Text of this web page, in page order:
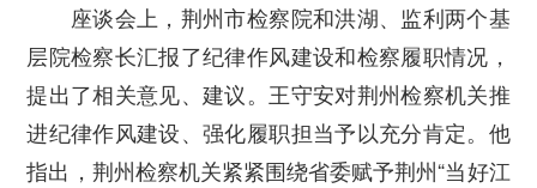
座谈会上，荆州市检察院和洪湖、监利两个基
层院检察长汇报了纪律作风建设和检察履职情况，
提出了相关意见、建议。王守安对荆州检察机关推
进纪律作风建设、强化履职担当予以充分肯定。他
指出，荆州检察机关紧紧围绕省委赋予荆州“当好江